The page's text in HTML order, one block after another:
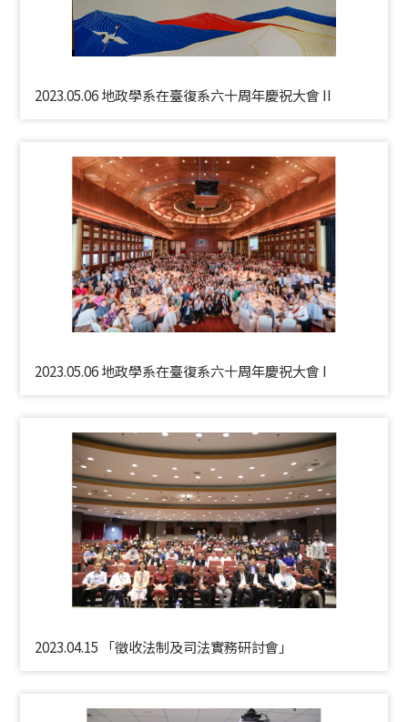
2023.05.06 地政學系在臺復系六十周年慶祝大會 II
2023.05.06 地政學系在臺復系六十周年慶祝大會 I
2023.04.15 「徵收法制及司法實務研討會」